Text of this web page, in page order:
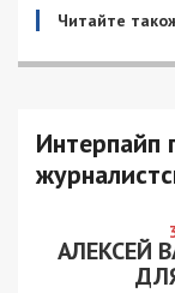
Читайте
Интерпайп
АЛЕКСЕЙ